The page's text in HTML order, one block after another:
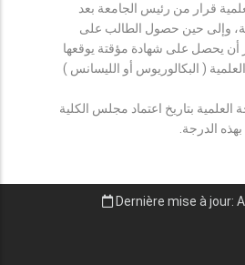
قرار من رئيس الجامعة بعد
وإلى حين حصول الطالب على
أن يحصل على شهادة مؤقتة يوقعها
العلمية ( البكالوريوس أو الليسانس )
العلمية بتاريخ اعتماد مجلس الكلية
الدرجة.
Dernière mise à jour: